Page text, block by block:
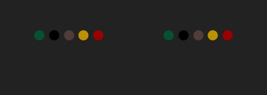
● ● ● ● ● ● ● ● ● ●